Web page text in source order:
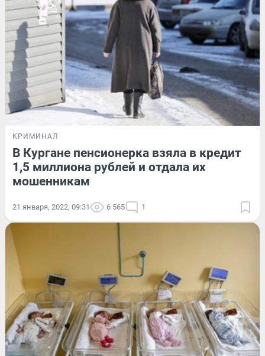
КРИМИНАЛ
В Кургане пенсионерка взяла в кредит
1,5 миллиона рублей и отдала их
мошенникам
21 января, 2022, 09:31 6 565 1